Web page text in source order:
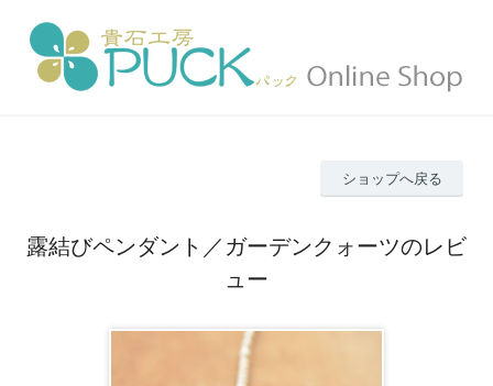
ショップへ戻る
露結びペンダント／ガーデンクォーツのレビ
ュー